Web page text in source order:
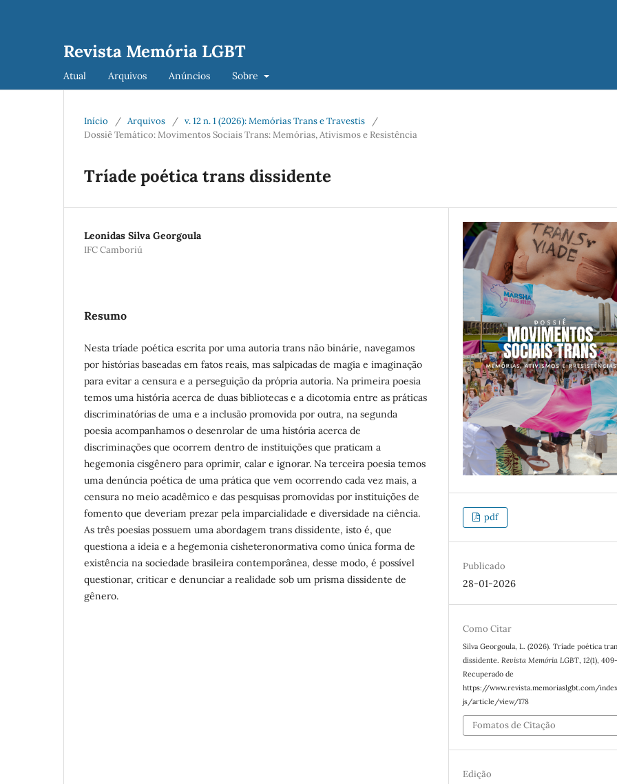
Revista Memória LGBT
Atual Arquivos Anúncios Sobre
Início / Arquivos / v. 12 n. 1 (2026): Memórias Trans e Travestis
/
Dossiê Temático: Movimentos Sociais Trans: Memórias, Ativismos e Resistência
Tríade poética trans dissidente
Leonidas Silva Georgoula
IFC Camboriú
Resumo
Nesta tríade poética escrita por uma autoria trans não binárie, navegamos
por histórias baseadas em fatos reais, mas salpicadas de magia e imaginação
para evitar a censura e a perseguição da própria autoria. Na primeira poesia
temos uma história acerca de duas bibliotecas e a dicotomia entre as práticas
discriminatórias de uma e a inclusão promovida por outra, na segunda
poesia acompanhamos o desenrolar de uma história acerca de
discriminações que ocorrem dentro de instituições que praticam a
hegemonia cisgênero para oprimir, calar e ignorar. Na terceira poesia temos
uma denúncia poética de uma prática que vem ocorrendo cada vez mais, a
censura no meio acadêmico e das pesquisas promovidas por instituições de
fomento que deveriam prezar pela imparcialidade e diversidade na ciência.
As três poesias possuem uma abordagem trans dissidente, isto é, que
questiona a ideia e a hegemonia cisheteronormativa como única forma de
existência na sociedade brasileira contemporânea, desse modo, é possível
questionar, criticar e denunciar a realidade sob um prisma dissidente de
gênero.
pdf
Publicado
28-01-2026
Como Citar
Silva Georgoula, L. (2026). Tríade poética
dissidente. Revista Memória LGBT ,12(1),
Recuperado de
https://www.revista.memoriaslgbt.com/
js/article/view/178
Fomatos de Citação
Edição